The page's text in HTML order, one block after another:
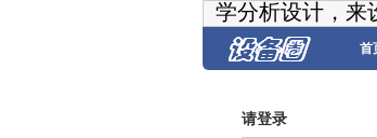
学分析设计，来
首
请登录